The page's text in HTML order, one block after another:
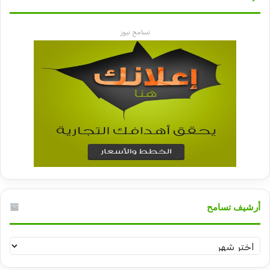
تسامح نيوز
أرشيف تسامح
أرشيف
تسامح